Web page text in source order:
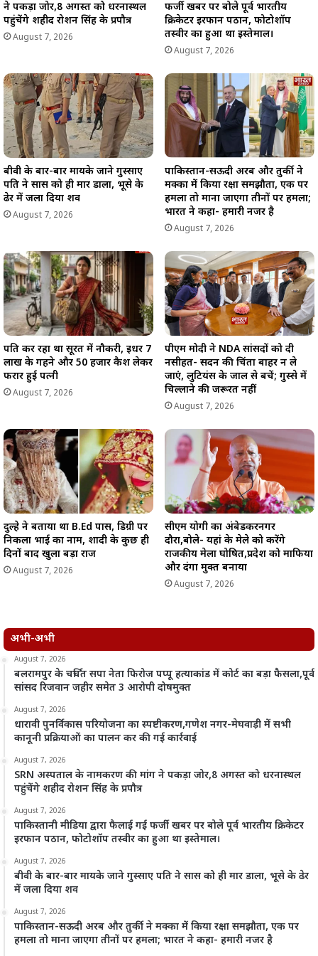
ने पकड़ा जोर,8 अगस्त को धरनास्थल
पहुंचेंगे शहीद रोशन सिंह के प्रपौत्र
August 7, 2026
फर्जी खबर पर बोले पूर्व भारतीय
क्रिकेटर इरफान पठान, फोटोशॉप
तस्वीर का हुआ था इस्तेमाल।
August 7, 2026
बीवी के बार-बार मायके जाने गुस्साए
पति ने सास को ही मार डाला, भूसे के
ढेर में जला दिया शव
August 7, 2026
पाकिस्तान-सऊदी अरब और तुर्की ने
मक्का में किया रक्षा समझौता, एक पर
हमला तो माना जाएगा तीनों पर हमला;
भारत ने कहा- हमारी नजर है
August 7, 2026
पति कर रहा था सूरत में नौकरी, इधर 7
लाख के गहने और 50 हजार कैश लेकर
फरार हुई पत्नी
August 7, 2026
पीएम मोदी ने NDA सांसदों को दी
नसीहत- सदन की चिंता बाहर न ले
जाएं, लुटियंस के जाल से बचें; गुस्से में
चिल्लाने की जरूरत नहीं
August 7, 2026
दुल्हे ने बताया था B.Ed पास, डिग्री पर
निकला भाई का नाम, शादी के कुछ ही
दिनों बाद खुला बड़ा राज
August 7, 2026
सीएम योगी का अंबेडकरनगर
दौरा,बोले- यहां के मेले को करेंगे
राजकीय मेला घोषित,प्रदेश को माफिया
और दंगा मुक्त बनाया
August 7, 2026
अभी-अभी
August 7, 2026
बलरामपुर के चर्चित सपा नेता फिरोज पप्पू हत्याकांड में कोर्ट का बड़ा फैसला,पूर्व
सांसद रिजवान जहीर समेत 3 आरोपी दोषमुक्त
August 7, 2026
धारावी पुनर्विकास परियोजना का स्पष्टीकरण,गणेश नगर-मेघवाड़ी में सभी
कानूनी प्रक्रियाओं का पालन कर की गई कार्रवाई
August 7, 2026
SRN अस्पताल के नामकरण की मांग ने पकड़ा जोर,8 अगस्त को धरनास्थल
पहुंचेंगे शहीद रोशन सिंह के प्रपौत्र
August 7, 2026
पाकिस्तानी मीडिया द्वारा फैलाई गई फर्जी खबर पर बोले पूर्व भारतीय क्रिकेटर
इरफान पठान, फोटोशॉप तस्वीर का हुआ था इस्तेमाल।
August 7, 2026
बीवी के बार-बार मायके जाने गुस्साए पति ने सास को ही मार डाला, भूसे के ढेर
में जला दिया शव
August 7, 2026
पाकिस्तान-सऊदी अरब और तुर्की ने मक्का में किया रक्षा समझौता, एक पर
हमला तो माना जाएगा तीनों पर हमला; भारत ने कहा- हमारी नजर है